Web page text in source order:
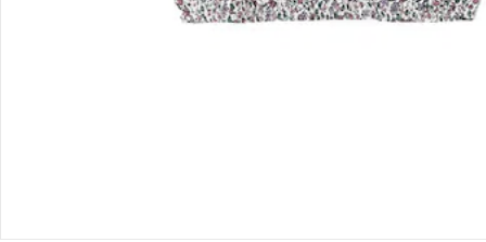
Sicher & flexibel bezahlen